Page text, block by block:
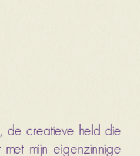
, de creatieve held die